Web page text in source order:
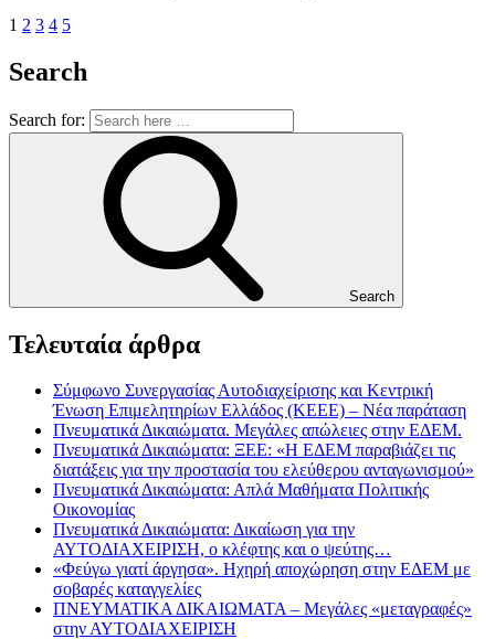
1 2 3 4 5
Search
Search for:
Search
Τελευταία άρθρα
Σύμφωνο Συνεργασίας Αυτοδιαχείρισης και Κεντρική
Ένωση Επιμελητηρίων Ελλάδος (ΚΕΕΕ) – Νέα παράταση
Πνευματικά Δικαιώματα. Μεγάλες απώλειες στην ΕΔΕΜ.
Πνευματικά Δικαιώματα: ΞΕΕ: «Η ΕΔΕΜ παραβιάζει τις
διατάξεις για την προστασία του ελεύθερου ανταγωνισμού»
Πνευματικά Δικαιώματα: Απλά Μαθήματα Πολιτικής
Οικονομίας
Πνευματικά Δικαιώματα: Δικαίωση για την
ΑΥΤΟΔΙΑΧΕΙΡΙΣΗ, ο κλέφτης και ο ψεύτης…
«Φεύγω γιατί άργησα». Ηχηρή αποχώρηση στην ΕΔΕΜ με
σοβαρές καταγγελίες
ΠΝΕΥΜΑΤΙΚΑ ΔΙΚΑΙΩΜΑΤΑ – Μεγάλες «μεταγραφές»
στην ΑΥΤΟΔΙΑΧΕΙΡΙΣΗ